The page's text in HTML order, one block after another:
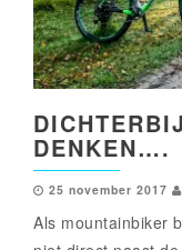
DENKEN….
25 november 2017
Als mountainbiker